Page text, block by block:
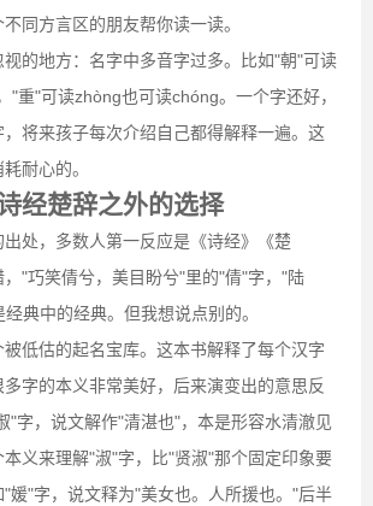
同方言区的朋友帮你读一读。
的地方：名字中多音字过多。比如"朝"可读
"重"可读zhòng也可读chóng。一个字还好，
将来孩子每次介绍自己都得解释一遍。这
耐心的。
经楚辞之外的选择
处，多数人第一反应是《诗经》《楚
"巧笑倩兮，美目盼兮"里的"倩"字，"陆
典中的经典。但我想说点别的。
被低估的起名宝库。这本书解释了每个汉字
字的本义非常美好，后来演变出的意思反
"字，说文解作"清湛也"，本是形容水清澈见
义来理解"淑"字，比"贤淑"那个固定印象要
媛"字，说文释为"美女也。人所援也。"后半